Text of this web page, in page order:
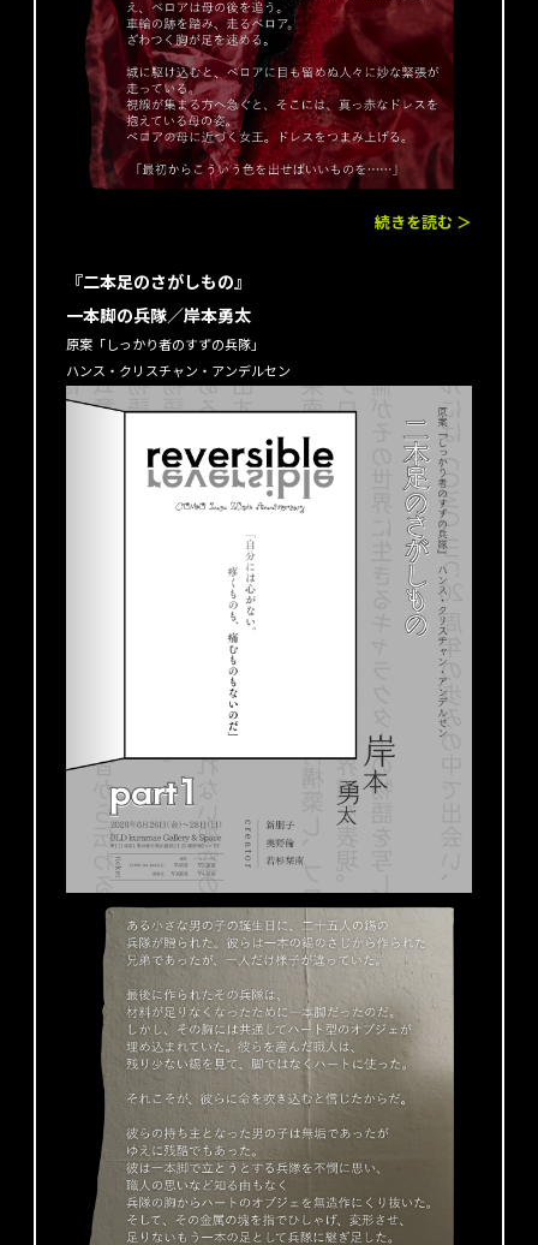
続きを読む ＞
『二本足のさがしもの』
一本脚の兵隊／岸本勇太
原案「しっかり者のすずの兵隊」
ハンス・クリスチャン・アンデルセン